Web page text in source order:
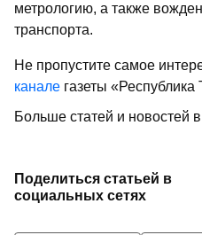
метрологию, а также
транспорта.
Не пропустите самое
канале газеты «Республика
Больше статей и новостей в
Поделиться статьей в
социальных сетях